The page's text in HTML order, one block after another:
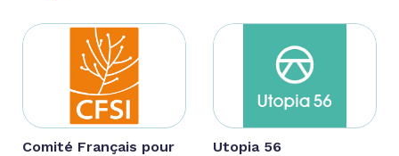
Comité Français pour
Utopia 56